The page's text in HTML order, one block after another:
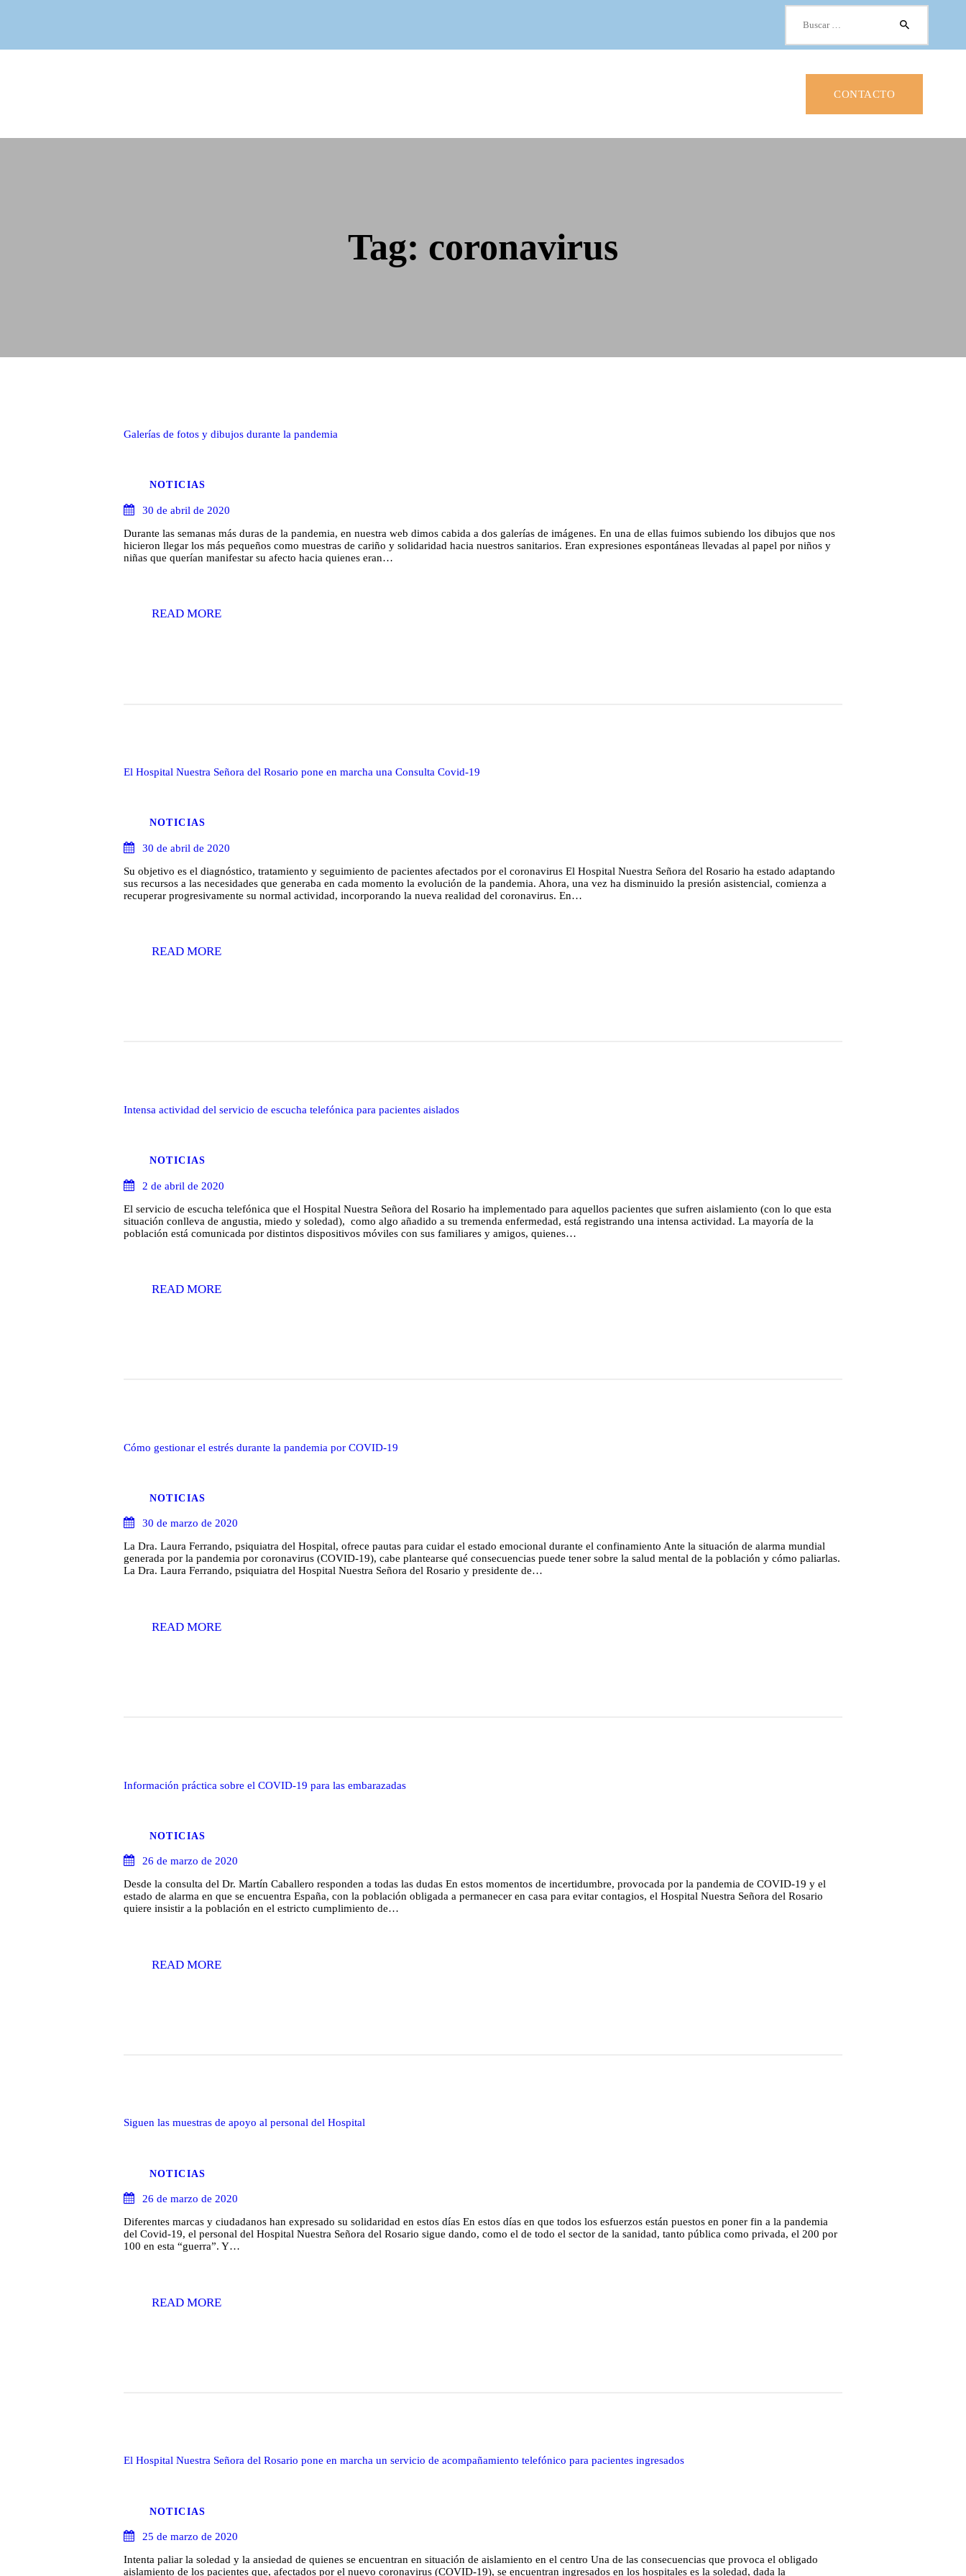
CONTACTO
Tag: coronavirus
Especialidades
Galerías de fotos y dibujos durante la pandemia
NOTICIAS
30 de abril de 2020
Durante las semanas más duras de la pandemia, en nuestra web dimos cabida a dos galerías de imágenes. En una de ellas fuimos subiendo los dibujos que nos
hicieron llegar los más pequeños como muestras de cariño y solidaridad hacia nuestros sanitarios. Eran expresiones espontáneas llevadas al papel por niños y
niñas que querían manifestar su afecto hacia quienes eran…
READ MORE
El Hospital Nuestra Señora del Rosario pone en marcha una Consulta Covid-19
NOTICIAS
30 de abril de 2020
Su objetivo es el diagnóstico, tratamiento y seguimiento de pacientes afectados por el coronavirus El Hospital Nuestra Señora del Rosario ha estado adaptando
sus recursos a las necesidades que generaba en cada momento la evolución de la pandemia. Ahora, una vez ha disminuido la presión asistencial, comienza a
recuperar progresivamente su normal actividad, incorporando la nueva realidad del coronavirus. En…
READ MORE
Intensa actividad del servicio de escucha telefónica para pacientes aislados
NOTICIAS
2 de abril de 2020
El servicio de escucha telefónica que el Hospital Nuestra Señora del Rosario ha implementado para aquellos pacientes que sufren aislamiento (con lo que esta
situación conlleva de angustia, miedo y soledad), como algo añadido a su tremenda enfermedad, está registrando una intensa actividad. La mayoría de la
población está comunicada por distintos dispositivos móviles con sus familiares y amigos, quienes…
READ MORE
Cómo gestionar el estrés durante la pandemia por COVID-19
NOTICIAS
30 de marzo de 2020
La Dra. Laura Ferrando, psiquiatra del Hospital, ofrece pautas para cuidar el estado emocional durante el confinamiento Ante la situación de alarma mundial
generada por la pandemia por coronavirus (COVID-19), cabe plantearse qué consecuencias puede tener sobre la salud mental de la población y cómo paliarlas.
La Dra. Laura Ferrando, psiquiatra del Hospital Nuestra Señora del Rosario y presidente de…
READ MORE
Información práctica sobre el COVID-19 para las embarazadas
NOTICIAS
26 de marzo de 2020
Desde la consulta del Dr. Martín Caballero responden a todas las dudas En estos momentos de incertidumbre, provocada por la pandemia de COVID-19 y el
estado de alarma en que se encuentra España, con la población obligada a permanecer en casa para evitar contagios, el Hospital Nuestra Señora del Rosario
quiere insistir a la población en el estricto cumplimiento de…
READ MORE
Siguen las muestras de apoyo al personal del Hospital
NOTICIAS
26 de marzo de 2020
Diferentes marcas y ciudadanos han expresado su solidaridad en estos días En estos días en que todos los esfuerzos están puestos en poner fin a la pandemia
del Covid-19, el personal del Hospital Nuestra Señora del Rosario sigue dando, como el de todo el sector de la sanidad, tanto pública como privada, el 200 por
100 en esta “guerra”. Y…
READ MORE
El Hospital Nuestra Señora del Rosario pone en marcha un servicio de acompañamiento telefónico para pacientes ingresados
NOTICIAS
25 de marzo de 2020
Intenta paliar la soledad y la ansiedad de quienes se encuentran en situación de aislamiento en el centro Una de las consecuencias que provoca el obligado
aislamiento de los pacientes que, afectados por el nuevo coronavirus (COVID-19), se encuentran ingresados en los hospitales es la soledad, dada la